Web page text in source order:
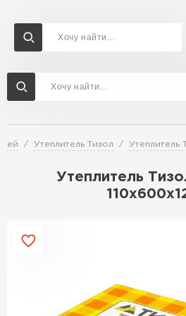
Утеплитель Тизол Утеплитель
Утеплитель
Доставка и оплата
Утеплитель
Утеплитель
Утеплитель Rockwool